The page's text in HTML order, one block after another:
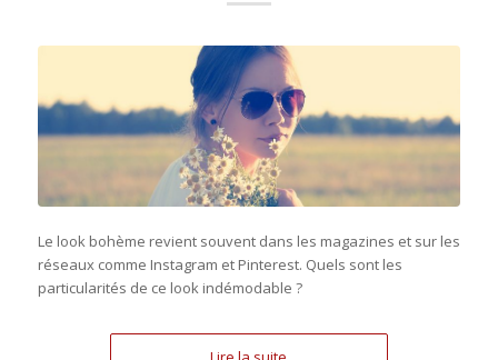
Le look bohème revient souvent dans les magazines et sur les
réseaux comme Instagram et Pinterest. Quels sont les
particularités de ce look indémodable ?